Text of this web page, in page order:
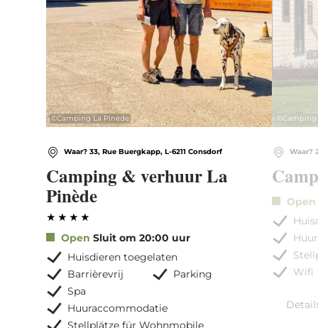
©Camping La Pinède
Waar? 33, Rue Buergkapp, L-6211 Consdorf
Camping & verhuur La
Pinède
Open Sluit om 20:00 uur
Huisdieren toegelaten
Barrièrevrij
Parking
Spa
Huuraccommodatie
Stellplätze für Wohnmobile
©Camping
Waar?
Open
Wifi